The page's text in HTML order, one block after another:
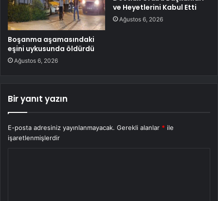
Boşanma aşamasındaki
eşini uykusunda öldürdü
Ağustos 6, 2026
ve Heyetlerini Kabul Etti
Ağustos 6, 2026
Bir yanıt yazın
E-posta adresiniz yayınlanmayacak. Gerekli alanlar * ile
işaretlenmişlerdir